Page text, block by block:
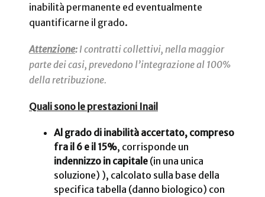
inabilità permanente ed eventualmente
quantificarne il grado.
Attenzione: I contratti collettivi, nella maggior
parte dei casi, prevedono l’integrazione al 100%
della retribuzione.
Quali sono le prestazioni Inail
Al grado di inabilità accertato, compreso
fra il 6 e il 15%, corrisponde un
indennizzo in capitale(in una unica
soluzione) ), calcolato sulla base della
specifica tabella (danno biologico) con